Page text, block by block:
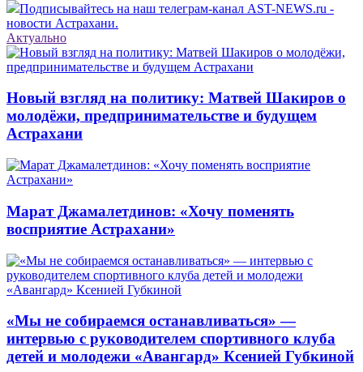
Подписывайтесь на наш телеграм-канал AST-NEWS.ru -
новости Астрахани.
Актуально
Новый взгляд на политику: Матвей Шакиров о
молодёжи, предпринимательстве и будущем
Астрахани
Марат Джамалетдинов: «Хочу поменять
восприятие Астрахани»
«Мы не собираемся останавливаться» —
интервью с руководителем спортивного клуба
детей и молодежи «Авангард» Ксенией Губкиной